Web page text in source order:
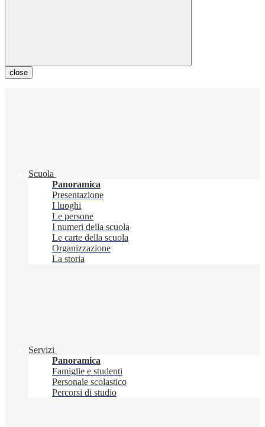
close
Scuola
Panoramica
Presentazione
I luoghi
Le persone
I numeri della scuola
Le carte della scuola
Organizzazione
La storia
Servizi
Panoramica
Famiglie e studenti
Personale scolastico
Percorsi di studio